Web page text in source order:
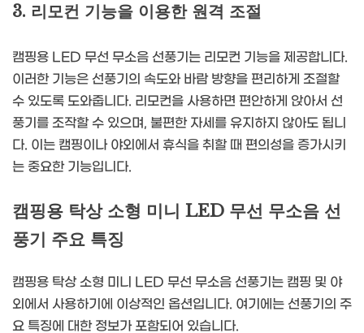
3. 리모컨 기능을 이용한 원격 조절
캠핑용 LED 무선 무소음 선풍기는 리모컨 기능을 제공합니다.
이러한 기능은 선풍기의 속도와 바람 방향을 편리하게 조절할
수 있도록 도와줍니다. 리모컨을 사용하면 편안하게 앉아서 선
풍기를 조작할 수 있으며, 불편한 자세를 유지하지 않아도 됩니
다. 이는 캠핑이나 야외에서 휴식을 취할 때 편의성을 증가시키
는 중요한 기능입니다.
캠핑용 탁상 소형 미니 LED 무선 무소음 선
풍기 주요 특징
캠핑용 탁상 소형 미니 LED 무선 무소음 선풍기는 캠핑 및 야
외에서 사용하기에 이상적인 옵션입니다. 여기에는 선풍기의 주
요 특징에 대한 정보가 포함되어 있습니다.